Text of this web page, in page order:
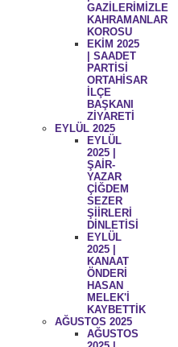
GAZİLERİMİZLE
KAHRAMANLAR
KOROSU
EKİM 2025
| SAADET
PARTİSİ
ORTAHİSAR
İLÇE
BAŞKANI
ZİYARETİ
EYLÜL 2025
EYLÜL
2025 |
ŞAİR-
YAZAR
ÇİĞDEM
SEZER
ŞİİRLERİ
DİNLETİSİ
EYLÜL
2025 |
KANAAT
ÖNDERİ
HASAN
MELEK'İ
KAYBETTİK
AĞUSTOS 2025
AĞUSTOS